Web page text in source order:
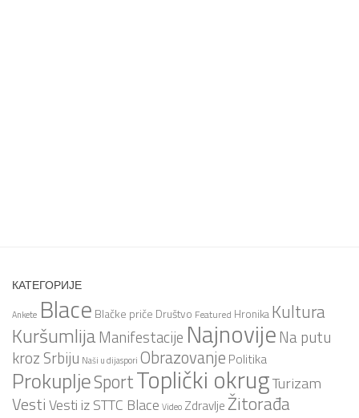
КАТЕГОРИЈЕ
Ankete Blace Blačke priče Društvo Featured Hronika Kultura
KuršumlijaManifestacije NajnovijeNa putu
kroz Srbiju Naši u dijaspori Obrazovanje Politika
ProkupljeSportToplički okrugTurizam
VestiVesti iz STTC Blace Video Zdravlje Žitorađa